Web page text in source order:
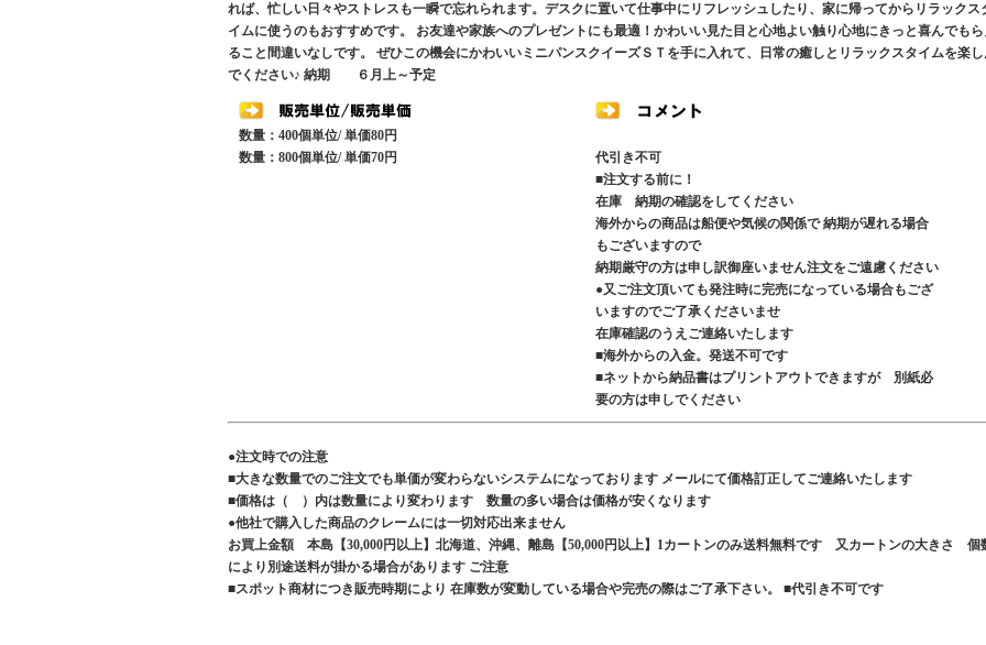
れば、忙しい日々やストレスも一瞬で忘れられます。デスクに置いて仕事中にリフレッシュしたり、家に帰ってからリラックス
イムに使うのもおすすめです。 お友達や家族へのプレゼントにも最適！かわいい見た目と心地よい触り心地にきっと喜んでも
ること間違いなしです。 ぜひこの機会にかわいいミニパンスクイーズＳＴを手に入れて、日常の癒しとリラックスタイムを楽
でください♪ 納期 ６月上～予定
数量：400個単位/ 単価80円
数量：800個単位/ 単価70円
代引き不可
■注文する前に！
在庫 納期の確認をしてください
海外からの商品は船便や気候の関係で 納期が遅れる場合
もございますので
納期厳守の方は申し訳御座いません注文をご遠慮ください
●又ご注文頂いても発注時に完売になっている場合もござ
いますのでご了承くださいませ
在庫確認のうえご連絡いたします
■海外からの入金。発送不可です
■ネットから納品書はプリントアウトできますが 別紙必
要の方は申しでください
●注文時での注意
■大きな数量でのご注文でも単価が変わらないシステムになっております メールにて価格訂正してご連絡いたします
■価格は（ ）内は数量により変わります 数量の多い場合は価格が安くなります
●他社で購入した商品のクレームには一切対応出来ません
お買上金額 本島【30,000円以上】北海道、沖縄、離島【50,000円以上】1カートンのみ送料無料です 又カートンの大きさ 個
により別途送料が掛かる場合があります ご注意
■スポット商材につき販売時期により 在庫数が変動している場合や完売の際はご了承下さい。 ■代引き不可です